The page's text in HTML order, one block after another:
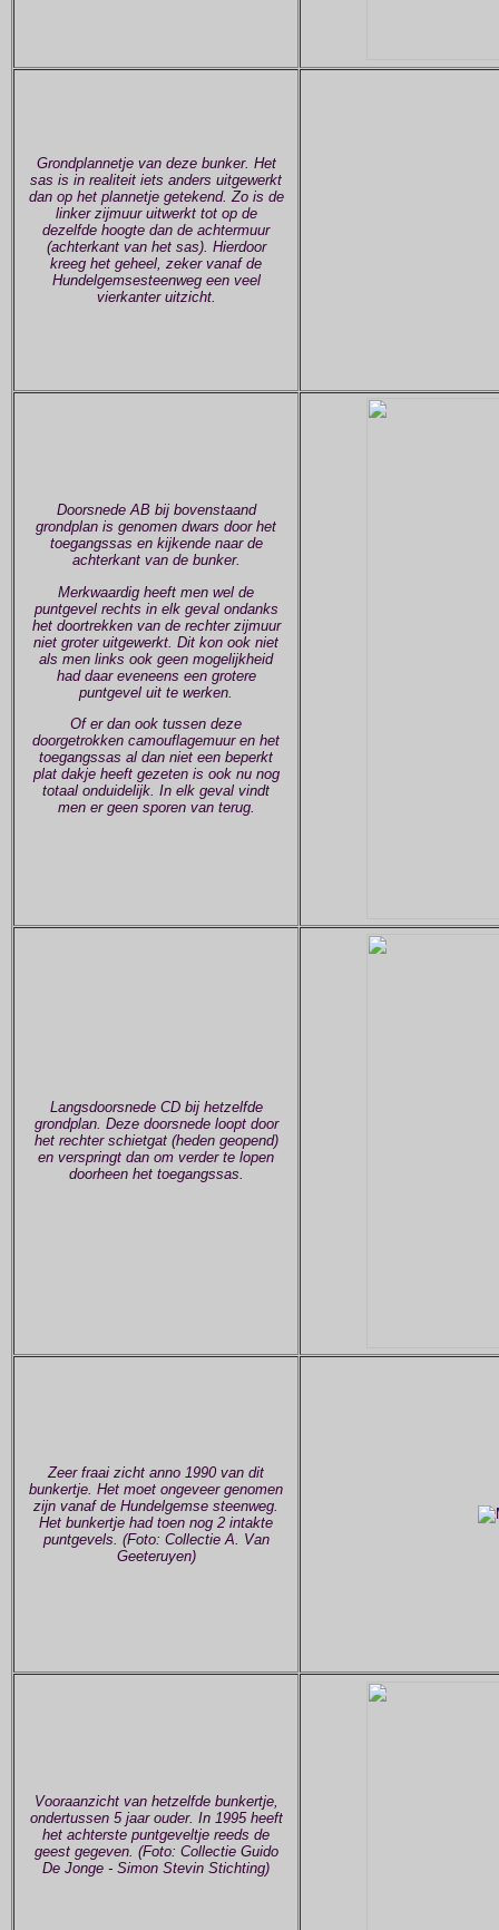
Grondplannetje van deze bunker. Het
sas is in realiteit iets anders uitgewerkt
dan op het plannetje getekend. Zo is de
linker zijmuur uitwerkt tot op de
dezelfde hoogte dan de achtermuur
(achterkant van het sas). Hierdoor
kreeg het geheel, zeker vanaf de
Hundelgemsesteenweg een veel
vierkanter uitzicht.
Doorsnede AB bij bovenstaand
grondplan is genomen dwars door het
toegangssas en kijkende naar de
achterkant van de bunker.
Merkwaardig heeft men wel de
puntgevel rechts in elk geval ondanks
het doortrekken van de rechter zijmuur
niet groter uitgewerkt. Dit kon ook niet
als men links ook geen mogelijkheid
had daar eveneens een grotere
puntgevel uit te werken.
Of er dan ook tussen deze
doorgetrokken camouflagemuur en het
toegangssas al dan niet een beperkt
plat dakje heeft gezeten is ook nu nog
totaal onduidelijk. In elk geval vindt
men er geen sporen van terug.
Langsdoorsnede CD bij hetzelfde
grondplan. Deze doorsnede loopt door
het rechter schietgat (heden geopend)
en verspringt dan om verder te lopen
doorheen het toegangssas.
Zeer fraai zicht anno 1990 van dit
bunkertje. Het moet ongeveer genomen
zijn vanaf de Hundelgemse steenweg.
Het bunkertje had toen nog 2 intakte
puntgevels. (Foto: Collectie A. Van
Geeteruyen)
Vooraanzicht van hetzelfde bunkertje,
ondertussen 5 jaar ouder. In 1995 heeft
het achterste puntgeveltje reeds de
geest gegeven. (Foto: Collectie Guido
De Jonge - Simon Stevin Stichting)